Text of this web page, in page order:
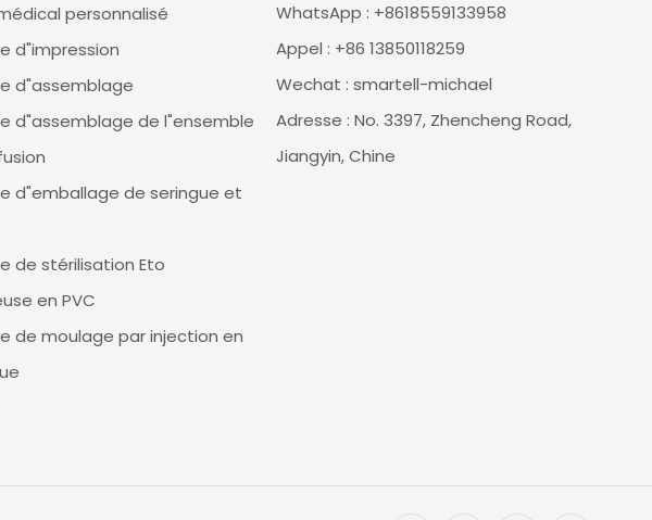
personnalisé
d"impression
d"assemblage
d"assemblage de l"ensemble
d"emballage de seringue et
de stérilisation Eto
en PVC
de moulage par injection en
WhatsApp : +8618559133958
Appel : +86 13850118259
Wechat : smartell-michael
Adresse : No. 3397, Zhencheng Road,
Jiangyin, Chine